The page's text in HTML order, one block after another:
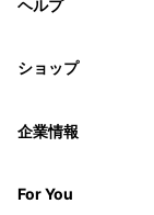
ヘルプ
ショップ
企業情報
For You